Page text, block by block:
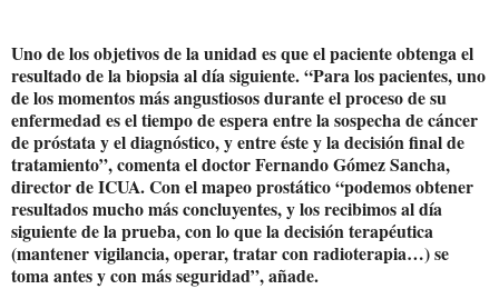
Uno de los objetivos de la unidad es que el paciente obtenga el
resultado de la biopsia al día siguiente. “Para los pacientes, uno
de los momentos más angustiosos durante el proceso de su
enfermedad es el tiempo de espera entre la sospecha de cáncer
de próstata y el diagnóstico, y entre éste y la decisión final de
tratamiento”, comenta el doctor Fernando Gómez Sancha,
director de ICUA. Con el mapeo prostático “podemos obtener
resultados mucho más concluyentes, y los recibimos al día
siguiente de la prueba, con lo que la decisión terapéutica
(mantener vigilancia, operar, tratar con radioterapia…) se
toma antes y con más seguridad”, añade.